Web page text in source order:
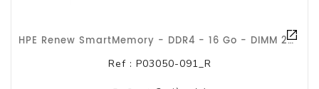
HPE Renew SmartMemory - DDR4 - 16 Go - DIMM 288 Broches - 2933 MHz / PC4-2933Y
Ref : P03050-091_R